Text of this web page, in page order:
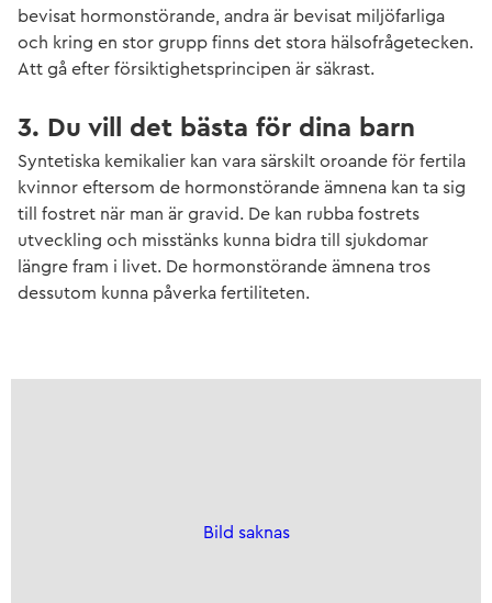
bevisat hormonstörande, andra är bevisat miljöfarliga
och kring en stor grupp finns det stora hälsofrågetecken.
Att gå efter försiktighetsprincipen är säkrast.
3. Du vill det bästa för dina barn
Syntetiska kemikalier kan vara särskilt oroande för fertila
kvinnor eftersom de hormonstörande ämnena kan ta sig
till fostret när man är gravid. De kan rubba fostrets
utveckling och misstänks kunna bidra till sjukdomar
längre fram i livet. De hormonstörande ämnena tros
dessutom kunna påverka fertiliteten.
Bild saknas